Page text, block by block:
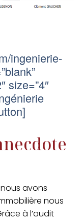
ingenierie-
size=”4″
avons
nous
à l’audit